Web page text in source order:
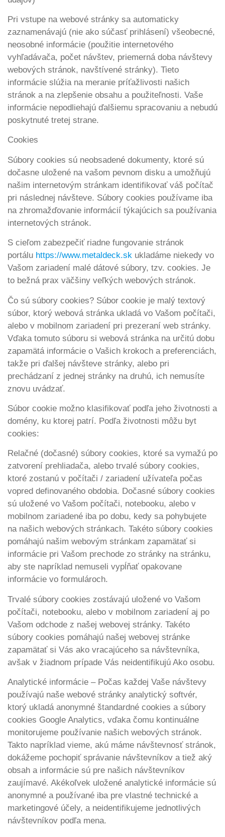
Pri vstupe na webové stránky sa automaticky
zaznamenávajú (nie ako súčasť prihlásení) všeobecné,
neosobné informácie (použitie internetového
vyhľadávača, počet návštev, priemerná doba návštevy
webových stránok, navštívené stránky). Tieto
informácie slúžia na meranie príťažlivosti našich
stránok a na zlepšenie obsahu a použiteľnosti. Vaše
informácie nepodliehajú ďalšiemu spracovaniu a nebudú
poskytnuté tretej strane.
Cookies
Súbory cookies sú neobsadené dokumenty, ktoré sú
dočasne uložené na vašom pevnom disku a umožňujú
našim internetovým stránkam identifikovať váš počítač
pri následnej návšteve. Súbory cookies používame iba
na zhromažďovanie informácií týkajúcich sa používania
internetových stránok.
S cieľom zabezpečiť riadne fungovanie stránok
portálu https://www.metaldeck.sk ukladáme niekedy vo
Vašom zariadení malé dátové súbory, tzv. cookies. Je
to bežná prax väčšiny veľkých webových stránok.
Čo sú súbory cookies? Súbor cookie je malý textový
súbor, ktorý webová stránka ukladá vo Vašom počítači,
alebo v mobilnom zariadení pri prezeraní web stránky.
Vďaka tomuto súboru si webová stránka na určitú dobu
zapamätá informácie o Vašich krokoch a preferenciách,
takže pri ďalšej návšteve stránky, alebo pri
prechádzaní z jednej stránky na druhú, ich nemusíte
znovu uvádzať.
Súbor cookie možno klasifikovať podľa jeho životnosti a
domény, ku ktorej patrí. Podľa životnosti môžu byt
cookies:
Relačné (dočasné) súbory cookies, ktoré sa vymažú po
zatvorení prehliadača, alebo trvalé súbory cookies,
ktoré zostanú v počítači / zariadení užívateľa počas
vopred definovaného obdobia. Dočasné súbory cookies
sú uložené vo Vašom počítači, notebooku, alebo v
mobilnom zariadené iba po dobu, kedy sa pohybujete
na našich webových stránkach. Takéto súbory cookies
pomáhajú našim webovým stránkam zapamätať si
informácie pri Vašom prechode zo stránky na stránku,
aby ste napríklad nemuseli vypĺňať opakovane
informácie vo formulároch.
Trvalé súbory cookies zostávajú uložené vo Vašom
počítači, notebooku, alebo v mobilnom zariadení aj po
Vašom odchode z našej webovej stránky. Takéto
súbory cookies pomáhajú našej webovej stránke
zapamätať si Vás ako vracajúceho sa návštevníka,
avšak v žiadnom prípade Vás neidentifikujú Ako osobu.
Analytické informácie – Počas každej Vaše návštevy
používajú naše webové stránky analytický softvér,
ktorý ukladá anonymné štandardné cookies a súbory
cookies Google Analytics, vďaka čomu kontinuálne
monitorujeme používanie našich webových stránok.
Takto napríklad vieme, akú máme návštevnosť stránok,
dokážeme pochopiť správanie návštevníkov a tiež aký
obsah a informácie sú pre našich návštevníkov
zaujímavé. Akékoľvek uložené analytické informácie sú
anonymné a používané iba pre vlastné technické a
marketingové účely, a neidentifikujeme jednotlivých
návštevníkov podľa mena.